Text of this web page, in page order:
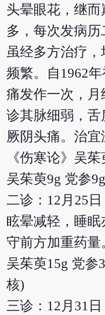
头晕眼花，继
多，每次发病历
虽经多方治疗
频繁。自1962
痛发作一次，月
诊其脉细弱，
厥阴头痛。治
《伤寒论》吴
吴茱萸9g 党参
二诊：12月25
眩晕减轻，睡
守前方加重药量
吴茱萸15g 党参
核)
三诊：12月31